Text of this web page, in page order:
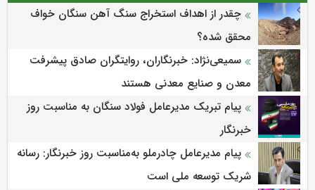
چقدر از اهداف استخراج سنگ آهن سنگان خواف
محقق شده؟
سمیعی‌نژاد: خبرنگاران، روایتگران صادق پیشرفت
معدن و صنایع معدنی هستند
پیام تبریک مدیرعامل فولاد سنگان به مناسبت روز
خبرنگار
پیام مدیرعامل چادرملو به‌مناسبت روز خبرنگار: رسانه
شریک توسعه ملی است